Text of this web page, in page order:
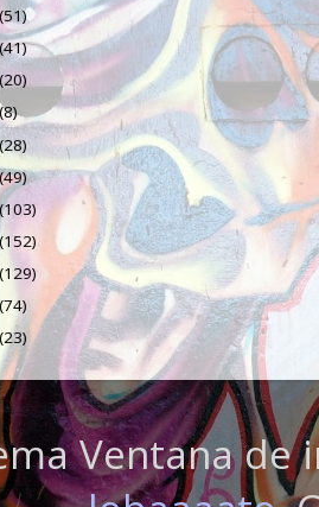
(51)
(41)
(20)
(8)
(28)
(49)
(103)
(152)
(129)
(74)
(23)
Ventana de